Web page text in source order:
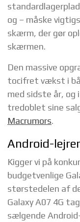
og – måske
skærm, der gør
skærmen.
Den massive
tocifret vækst i
med sidste år, og
tredoblet sine
Macrumors.
Android-
Kigger vi på
budgetvenlige
størstedelen af
Galaxy A07 4G
sælgende